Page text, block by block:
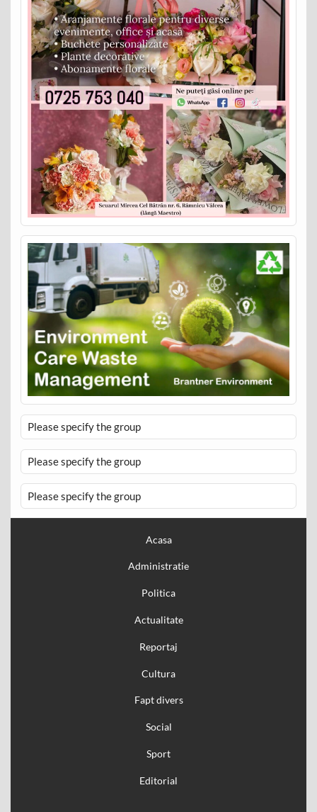
Please specify the group
Please specify the group
Please specify the group
Acasa
Administratie
Politica
Actualitate
Reportaj
Cultura
Fapt divers
Social
Sport
Editorial